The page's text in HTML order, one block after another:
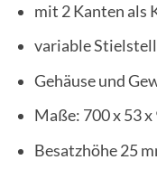
mit 2 Kanten als
variable
Gehäuse und
Maße: 700 x 53 x
Besatzhöhe 25